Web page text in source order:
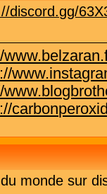
discord.gg/
monde sur